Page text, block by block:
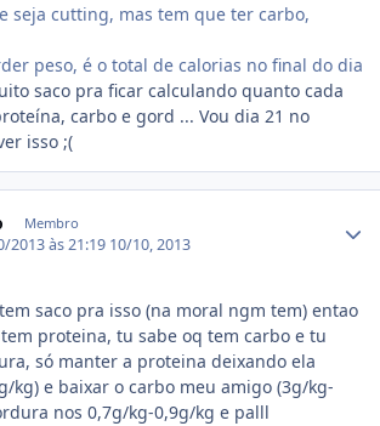
seja cutting, mas tem que ter carbo,
peso, é o total de calorias no final do dia
saco pra ficar calculando quanto cada
carbo e gord ... Vou dia 21 no
isso ;(
Membro
2013 às 21:19 10/10, 2013
saco pra isso (na moral ngm tem) entao
proteina, tu sabe oq tem carbo e tu
só manter a proteina deixando ela
kg) e baixar o carbo meu amigo (3g/kg-
nos 0,7g/kg-0,9g/kg e palll